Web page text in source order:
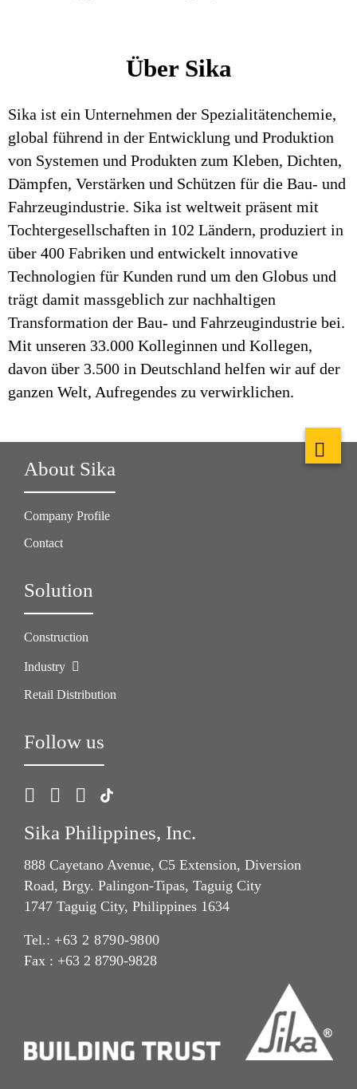
Über Sika
Sika ist ein Unternehmen der Spezialitätenchemie,
global führend in der Entwicklung und Produktion
von Systemen und Produkten zum Kleben, Dichten,
Dämpfen, Verstärken und Schützen für die Bau- und
Fahrzeugindustrie. Sika ist weltweit präsent mit
Tochtergesellschaften in 102 Ländern, produziert in
über 400 Fabriken und entwickelt innovative
Technologien für Kunden rund um den Globus und
trägt damit massgeblich zur nachhaltigen
Transformation der Bau- und Fahrzeugindustrie bei.
Mit unseren 33.000 Kolleginnen und Kollegen,
davon über 3.500 in Deutschland helfen wir auf der
ganzen Welt, Aufregendes zu verwirklichen.
About Sika
Company Profile
Contact
Solution
Construction
Industry
Retail Distribution
Follow us
Sika Philippines, Inc.
888 Cayetano Avenue, C5 Extension, Diversion
Road, Brgy. Palingon-Tipas, Taguig City
1747 Taguig City, Philippines 1634
Tel.: +63 2 8790-9800
Fax : +63 2 8790-9828